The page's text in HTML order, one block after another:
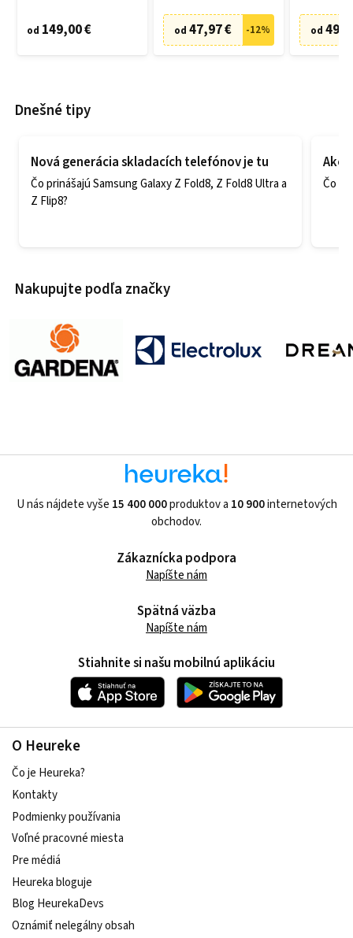
od 149,00 € od 47,97 € -12% od
Dnešné tipy
Nová generácia skladacích telefónov je tu
Čo prinášajú Samsung Galaxy Z Fold8, Z Fold8 Ultra a
Z Flip8?
Ako
Čo
Nakupujte podľa značky
U nás nájdete vyše 15 400 000produktov a 10 900internetových
obchodov.
O Heureke
Čo je Heureka?
Kontakty
Podmienky používania
Voľné pracovné miesta
Pre médiá
Heureka bloguje
Blog HeurekaDevs
Oznámiť nelegálny obsah
Zákaznícka podpora
Napíšte nám
Spätná väzba
Napíšte nám
Stiahnite si našu mobilnú aplikáciu